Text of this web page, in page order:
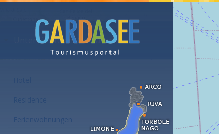
Unterkünfte am Gardasee
Ferienwohnungen